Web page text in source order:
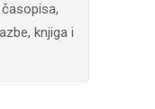
knjiga i